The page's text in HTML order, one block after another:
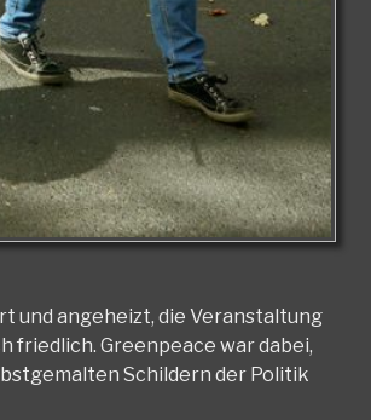
und angeheizt, die Veranstaltung
friedlich. Greenpeace war dabei,
Schildern der Politik